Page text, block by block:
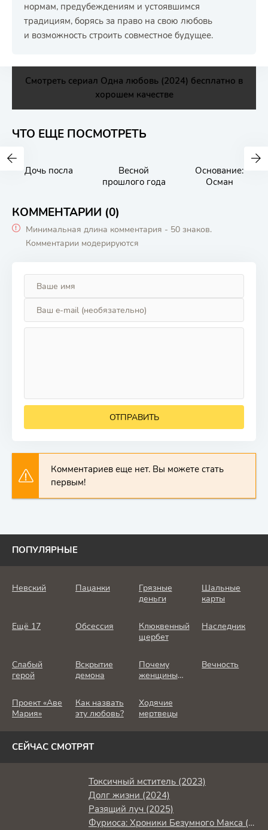
нормам, предубеждениям и устоявшимся
традициям, борясь за право на свою любовь
и возможность строить совместное будущее.
Смотреть сериал Одна любовь (2024) бесплатно в
хорошем качестве
ЧТО ЕЩЕ ПОСМОТРЕТЬ
Дочь посла
Весной
прошлого года
Основание:
Осман
КОММЕНТАРИИ (0)
Минимальная длина комментария - 50 знаков.
Комментарии модерируются
ОТПРАВИТЬ
Комментариев еще нет. Вы можете стать
первым!
ПОПУЛЯРНЫЕ
Невский Пацанки
Грязные
деньги
Шальные
карты
Ещё 17 Обсессия
Клюквенный
щербет
Наследник
Слабый
герой
Вскрытие
демона
Почему
женщины
Вечность
Проект «Аве
Мария»
Как назвать
эту любовь?
Ходячие
мертвецы
СЕЙЧАС СМОТРЯТ
Токсичный мститель (2023)
Долг жизни (2024)
Разящий луч (2025)
Фуриоса: Хроники Безумного Макса (2024)